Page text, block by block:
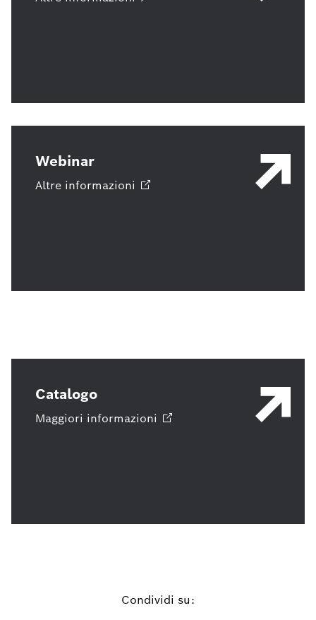
Webinar
Altre informazioni
Catalogo
Maggiori informazioni
Condividi su: